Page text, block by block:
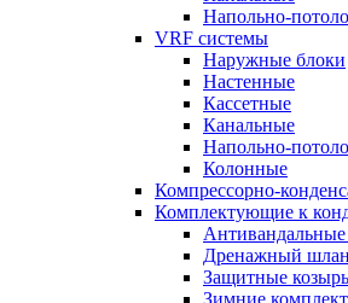
Напольно-
VRF системы
Наружные блоки
Настенные
Кассетные
Канальные
Напольно-
Колонные
Компрессорно-
Комплектующие к
Дренажный
Защитные
Зимние